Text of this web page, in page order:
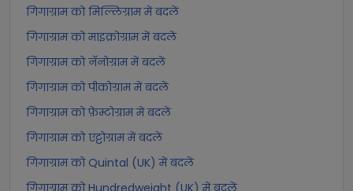
गिगाग्राम को मिल्लिग्राम में बदलें
गिगाग्राम को माइक्रोग्राम में बदलें
गिगाग्राम को नॅनोग्राम में बदलें
गिगाग्राम को पीकोग्राम में बदलें
गिगाग्राम को फ़ेम्टोग्राम में बदलें
गिगाग्राम को एट्टोग्राम में बदलें
गिगाग्राम को Quintal (UK) में बदलें
गिगाग्राम को Hundredweight (UK) में बदलें